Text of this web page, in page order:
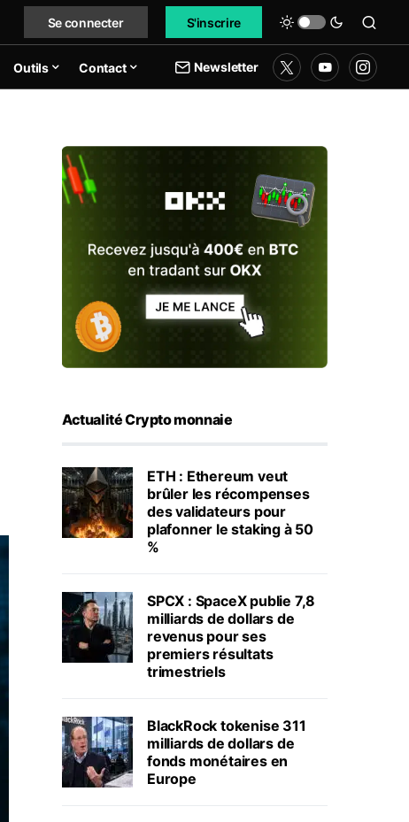
Se connecter S'inscrire
Outils Contact Newsletter
Actualité Crypto monnaie
ETH : Ethereum veut
brûler les récompenses
des validateurs pour
plafonner le staking à 50
%
SPCX : SpaceX publie 7,8
milliards de dollars de
revenus pour ses
premiers résultats
trimestriels
BlackRock tokenise 311
milliards de dollars de
fonds monétaires en
Europe